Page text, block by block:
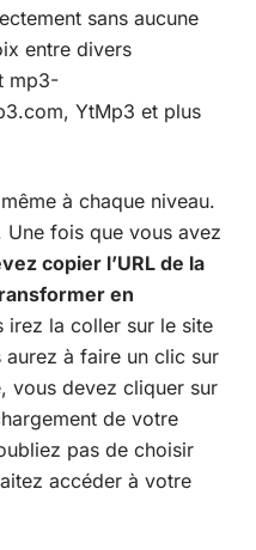
sans aucune
entre divers
mp3-
YtMp3 et plus
à chaque niveau.
Une fois que vous avez
copier l’URL de la
en
irez la coller sur le site
à faire un clic sur
vous devez cliquer sur
de votre
pas de choisir
accéder à votre